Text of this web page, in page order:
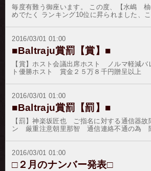
毎度有難う御座います。 この度、【水嶋 柚
めでたく ランキング10位に昇られました、こ
の弛まぬ日々の精進の賜物で御座います。
証として、 【水嶋 柚(No.1138)】さんをゴ
します。 お客様各位には、変わらぬご愛顧
上げます。
2016/03/01 01:00
■Baltraju賞罰【賞】■
【賞】ホスト会議出席ホスト ノルマ軽減バ
ト優勝ホスト 賞金２５万８千円贈呈以上
2016/03/01 01:00
■Baltraju賞罰【罰】■
【罰】神楽坂匠也 ご指名に対する通信器故
ン 厳重注意朝里那智 通信連絡不通の為
も「罰則処罰」の対象となりますので各位、
ください。以上
2016/03/01 01:00
□２月のナンバー発表□